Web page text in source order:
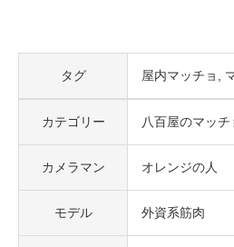
タグ 屋内マッチョ
カテゴリー 八百屋のマッチ
カメラマン オレンジの人
モデル 外資系筋肉